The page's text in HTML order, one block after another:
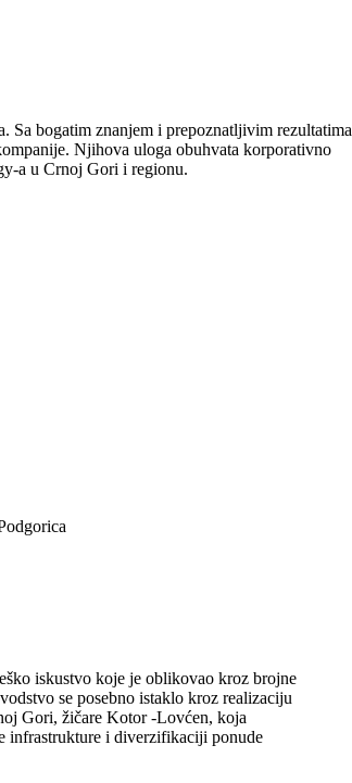
bogatim znanjem i prepoznatljivim rezultatima
Njihova uloga obuhvata korporativno
a u Crnoj Gori i regionu.
iskustvo koje je oblikovao kroz brojne
se posebno istaklo kroz realizaciju
Gori, žičare Kotor -Lovćen, koja
infrastrukture i diverzifikaciji ponude